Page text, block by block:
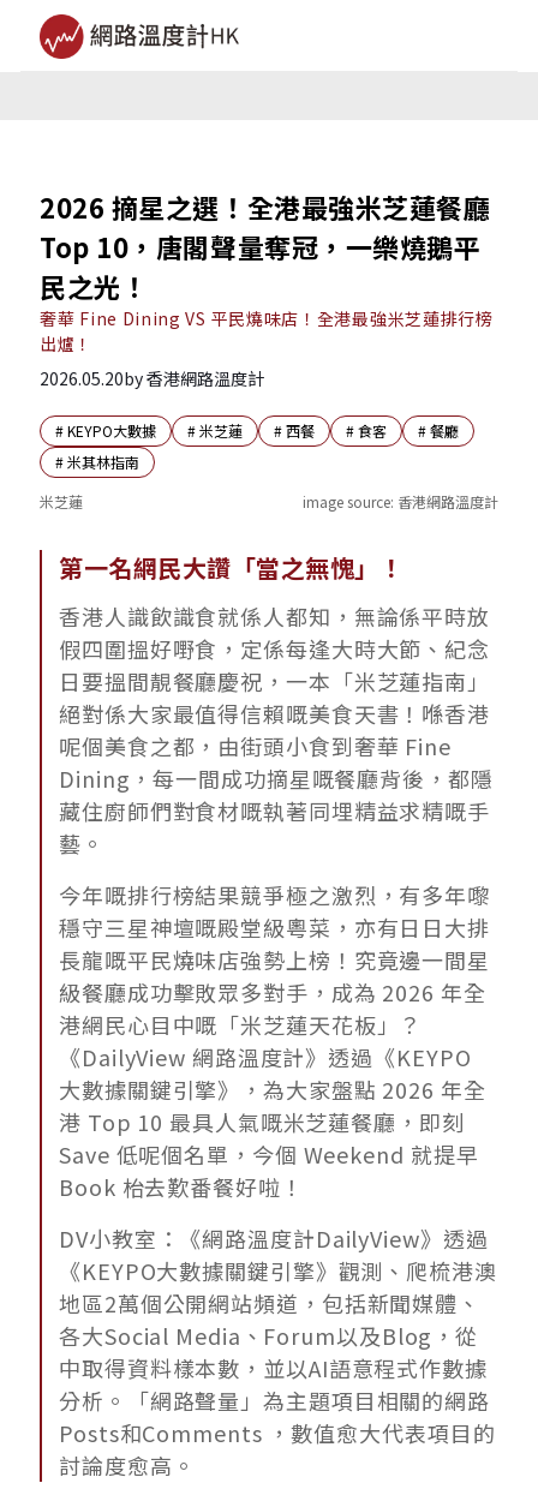
2026 摘星之選！全港最強米芝蓮餐廳
Top 10，唐閣聲量奪冠，一樂燒鵝平
民之光！
奢華 Fine Dining VS 平民燒味店！全港最強米芝蓮排行榜
出爐！
2026.05.20by香港網路溫度計
#KEYPO大數據 #米芝蓮 #西餐 #食客 #餐廳
#米其林指南
米芝蓮
image source: 香港網路溫度計
第一名網民大讚「當之無愧」！
香港人識飲識食就係人都知，無論係平時放
假四圍搵好嘢食，定係每逢大時大節、紀念
日要搵間靚餐廳慶祝，一本「米芝蓮指南」
絕對係大家最值得信賴嘅美食天書！喺香港
呢個美食之都，由街頭小食到奢華 Fine
Dining，每一間成功摘星嘅餐廳背後，都隱
藏住廚師們對食材嘅執著同埋精益求精嘅手
藝。
今年嘅排行榜結果競爭極之激烈，有多年嚟
穩守三星神壇嘅殿堂級粵菜，亦有日日大排
長龍嘅平民燒味店強勢上榜！究竟邊一間星
級餐廳成功擊敗眾多對手，成為 2026 年全
港網民心目中嘅「米芝蓮天花板」？
《DailyView 網路溫度計》透過《KEYPO
大數據關鍵引擎》，為大家盤點 2026 年全
港 Top 10 最具人氣嘅米芝蓮餐廳，即刻
Save 低呢個名單，今個 Weekend 就提早
Book 枱去歎番餐好啦！
DV小教室：《網路溫度計DailyView》透過
《KEYPO大數據關鍵引擎》觀測、爬梳港澳
地區2萬個公開網站頻道，包括新聞媒體、
各大Social Media、Forum以及Blog，從
中取得資料樣本數，並以AI語意程式作數據
分析。「網路聲量」為主題項目相關的網路
Posts和Comments ，數值愈大代表項目的
討論度愈高。